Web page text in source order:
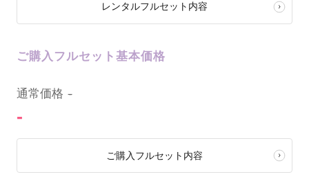
レンタルフルセット内容
ご購入フルセット基本価格
通常価格 -
-
ご購入フルセット内容